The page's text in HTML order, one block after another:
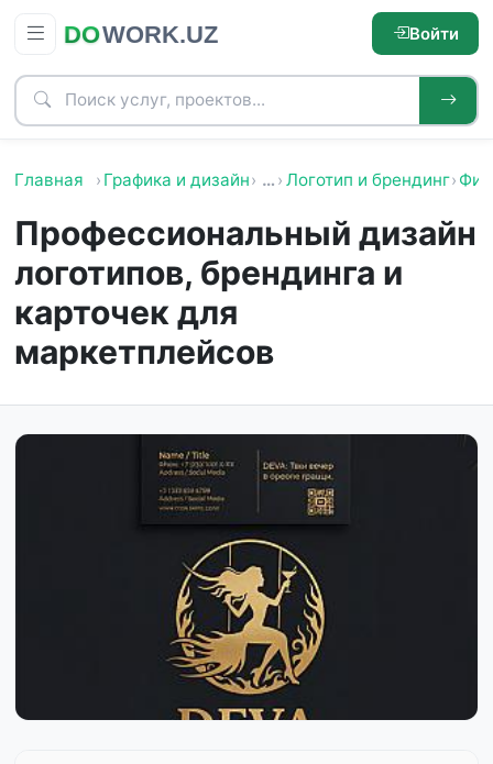
Войти
Главная Графика и дизайн … Логотип и брендинг
Профессиональный дизайн
логотипов, брендинга и
карточек для
маркетплейсов